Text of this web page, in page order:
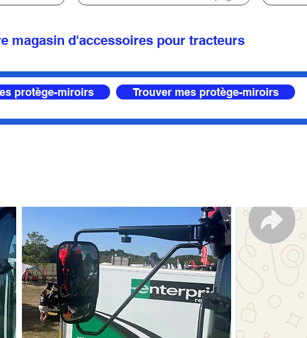
magasin d'accessoires pour tracteurs
protège-miroirs Trouver mes protège-miroirs